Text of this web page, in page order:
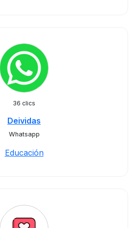
36 clics
Deividas
Whatsapp
Educación